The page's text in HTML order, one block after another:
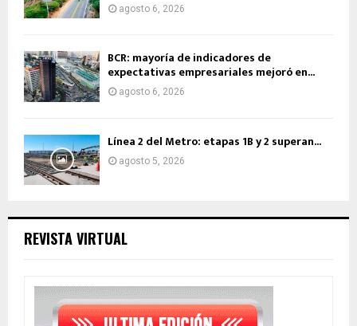
agosto 6, 2026
BCR: mayoría de indicadores de
expectativas empresariales mejoró en...
agosto 6, 2026
Línea 2 del Metro: etapas 1B y 2 superan...
agosto 5, 2026
REVISTA VIRTUAL